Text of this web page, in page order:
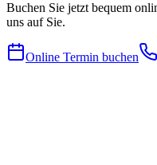
Buchen Sie jetzt bequem
uns auf Sie.
Online Termin buchen